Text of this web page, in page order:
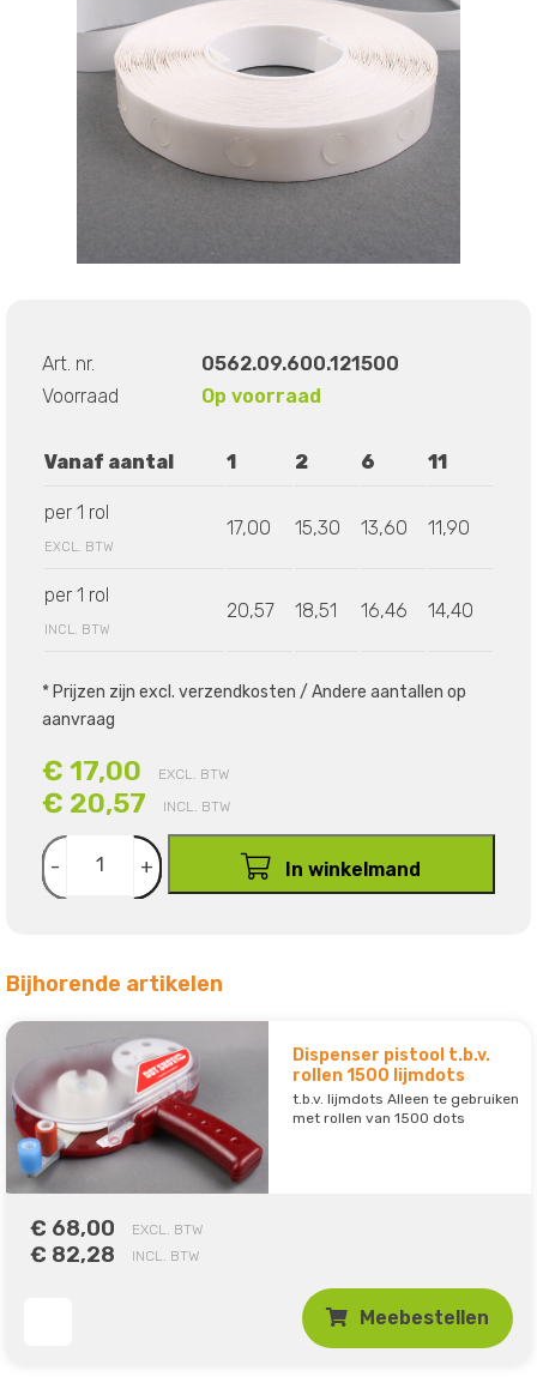
Art. nr.
0562.09.600.121500
Voorraad
Op voorraad
Vanaf aantal 1 2 6 11
per 1 rol
EXCL. BTW
17,00 15,30 13,60 11,90
per 1 rol
INCL. BTW
20,57 18,51 16,46 14,40
* Prijzen zijn excl. verzendkosten / Andere aantallen op
aanvraag
€ 17,00 EXCL. BTW
€ 20,57 INCL. BTW
- + In winkelmand
Bijhorende artikelen
Dispenser pistool t.b.v.
rollen 1500 lijmdots
t.b.v. lijmdots Alleen te gebruiken
met rollen van 1500 dots
€ 68,00 EXCL. BTW
€ 82,28 INCL. BTW
Meebestellen